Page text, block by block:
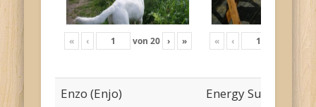
« ‹ von 20 › » « ‹
Enzo (Enjo) Energy Sunny